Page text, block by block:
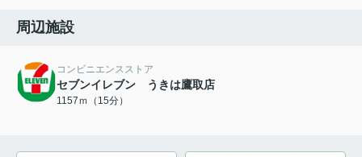
周辺施設
コンビニエンスストア
セブンイレブン うきは鷹取店
1157ｍ（15分）